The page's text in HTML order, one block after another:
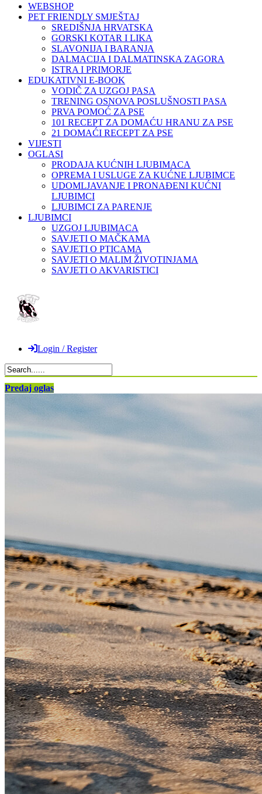
WEBSHOP
PET FRIENDLY SMJEŠTAJ
SREDIŠNJA HRVATSKA
GORSKI KOTAR I LIKA
SLAVONIJA I BARANJA
DALMACIJA I DALMATINSKA ZAGORA
ISTRA I PRIMORJE
EDUKATIVNI E-BOOK
VODIČ ZA UZGOJ PASA
TRENING OSNOVA POSLUŠNOSTI PASA
PRVA POMOĆ ZA PSE
101 RECEPT ZA DOMAĆU HRANU ZA PSE
21 DOMAĆI RECEPT ZA PSE
VIJESTI
OGLASI
PRODAJA KUĆNIH LJUBIMACA
OPREMA I USLUGE ZA KUĆNE LJUBIMCE
UDOMLJAVANJE I PRONAĐENI KUĆNI
LJUBIMCI
LJUBIMCI ZA PARENJE
LJUBIMCI
UZGOJ LJUBIMACA
SAVJETI O MAČKAMA
SAVJETI O PTICAMA
SAVJETI O MALIM ŽIVOTINJAMA
SAVJETI O AKVARISTICI
Login / Register
Predaj oglas